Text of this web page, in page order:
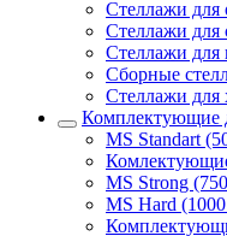
Стеллажи для
Стеллажи для
Стеллажи для
Сборные
Стеллажи для
Комплектующие
MS Standart
MS Strong
MS Hard